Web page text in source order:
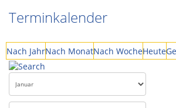
Terminkalender
Nach JahrNach MonatNach WocheHeute